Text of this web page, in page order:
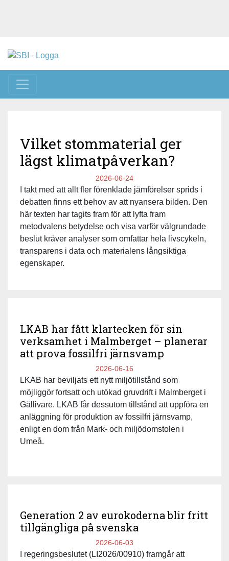
Toggle navigation
Vilket stommaterial ger
lägst klimatpåverkan?
2026-06-24
I takt med att allt fler förenklade jämförelser sprids i
debatten finns ett behov av att nyansera bilden. Den
här texten har tagits fram för att lyfta fram
metodvalens betydelse och visa varför välgrundade
beslut kräver analyser som omfattar hela livscykeln,
transparens i data och materialens långsiktiga
egenskaper.
LKAB har fått klartecken för sin
verksamhet i Malmberget – planerar
att prova fossilfri järnsvamp
2026-06-16
LKAB har beviljats ett nytt miljötillstånd som
möjliggör fortsatt och utökad gruvdrift i Malmberget i
Gällivare. LKAB får dessutom tillstånd att uppföra en
anläggning för produktion av fossilfri järnsvamp,
enligt en dom från Mark- och miljödomstolen i
Umeå.
Generation 2 av eurokoderna blir fritt
tillgängliga på svenska
2026-06-03
I regeringsbeslutet (LI2026/00910) framgår att